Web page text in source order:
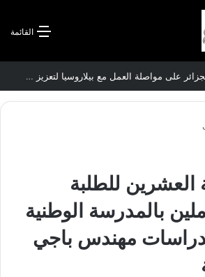
القائمة
عطاف يؤكد عزم الجزائر على مواصلة العمل مع بيلاروسيا لتعزيز العلاقات الثنائية
العشرين للطلبة
بالمدرسة الوطنية
مهندس باجي